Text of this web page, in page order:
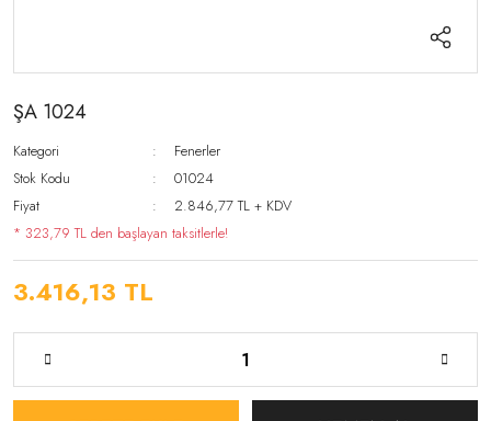
ŞA 1024
Kategori
Fenerler
Stok Kodu
01024
Fiyat
2.846,77 TL + KDV
* 323,79 TL den başlayan taksitlerle!
3.416,13 TL